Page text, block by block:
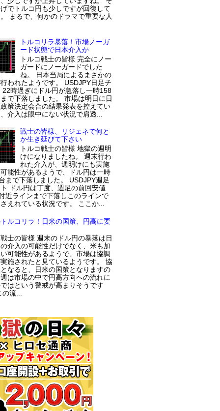
でトルコ円も少しですが回復して
まるで、何かのドラマで重要な人
トルコリラ暴落！市場ノーガ
ード状態で日本介入か
トルコ戦士の皆様 完全にノー
ガードにノーガードでした
ね。 日本当局によるまさかの
われたようです。 USDJPY日足チ
22時過ぎにドル円が急落し一時158
で下落しました。 市場は明日に日
策決定会合の結果発表を控えてい
介入は眼中にない状況で肩透...
戦士の皆様、リジェネで何と
か生き延びて下さい
トルコ戦士の皆様 地獄の週明
けになりましたね。 週末行わ
れた介入が、週明けにも実施
能性があるようで、ドル円は一時
まで下落しました。 USDJPY週足
ドル円は丁度、週足の前回安値
近ラインまで下落しこのラインで
えれている状況です。 ここか...
ルコリラ！日米の国策、円高に要
士の皆様 週末のドル円の暴落は日
介入の可能性だけでなく、米も加
可能性があるようで、市場は協調
施されたと見ているようです。 協
なると、日米の国策となりますの
は市場の中で円高方向への流れに
はという警戒が高まりそうです
の流...